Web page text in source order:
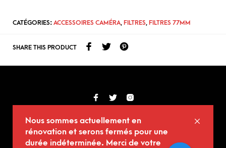
CATÉGORIES: ACCESSOIRES CAMÉRA, FILTRES, FILTRES 77MM
SHARE THIS PRODUCT
© Copyright (2017-2025) Kid Kdac
GARAGE #1, DERRIÈRE LE 2200 RUE AYLWIN,
Nous sommes actuellement en
rénovation et serons fermés pour une
durée indéterminée. Merci de votre